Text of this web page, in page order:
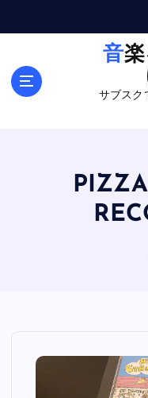
音楽を語らして
サブスク